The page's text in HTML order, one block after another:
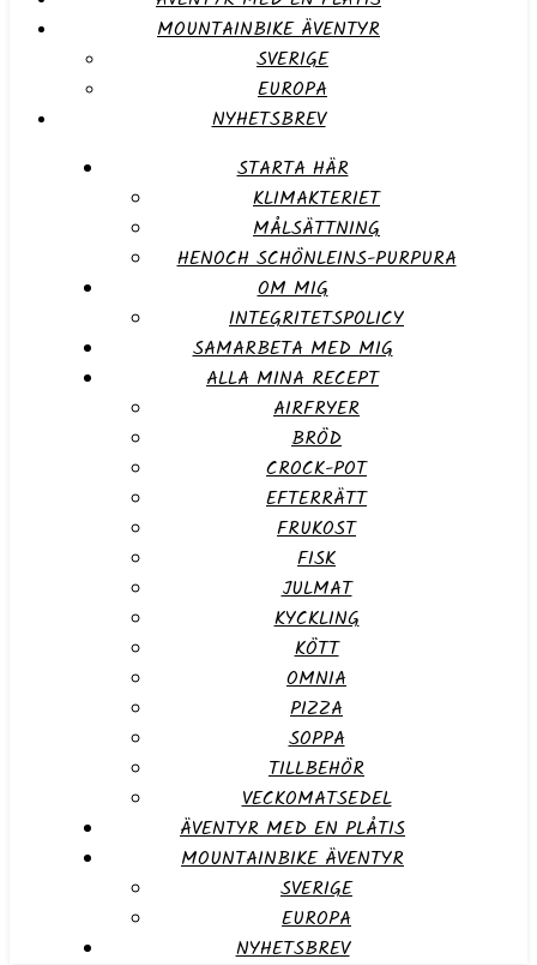
MOUNTAINBIKE ÄVENTYR
SVERIGE
EUROPA
NYHETSBREV
STARTA HÄR
KLIMAKTERIET
MÅLSÄTTNING
HENOCH SCHÖNLEINS-PURPURA
OM MIG
INTEGRITETSPOLICY
SAMARBETA MED MIG
ALLA MINA RECEPT
AIRFRYER
BRÖD
CROCK-POT
EFTERRÄTT
FRUKOST
FISK
JULMAT
KYCKLING
KÖTT
OMNIA
PIZZA
SOPPA
TILLBEHÖR
VECKOMATSEDEL
ÄVENTYR MED EN PLÅTIS
MOUNTAINBIKE ÄVENTYR
SVERIGE
EUROPA
NYHETSBREV